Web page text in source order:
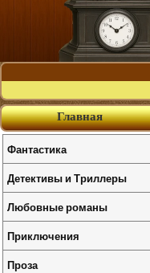
Главная
Фантастика
Детективы и Триллеры
Любовные романы
Приключения
Проза